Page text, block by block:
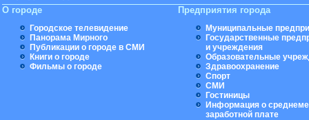
О городе
Городское телевидение
Панорама Мирного
Публикации о городе в СМИ
Книги о городе
Фильмы о городе
Предприятия города
Муниципальные
Государственные
и учреждения
Образовательные
Здравоохранение
Спорт
СМИ
Гостиницы
Информация о
заработной плате